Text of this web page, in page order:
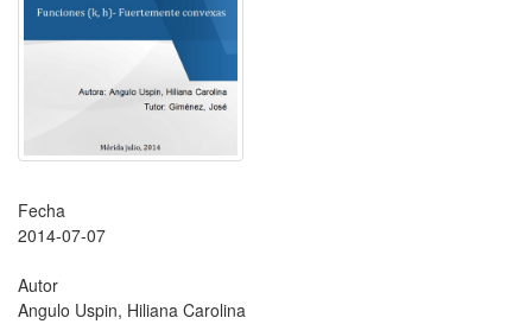
Fecha
2014-07-07
Autor
Angulo Uspin, Hiliana Carolina